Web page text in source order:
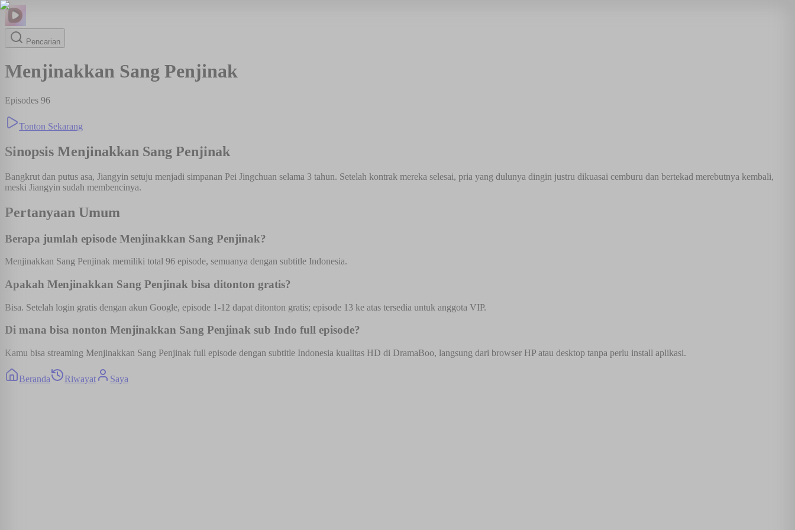
Pencarian
Menjinakkan Sang Penjinak
Episodes 96
Tonton Sekarang
Sinopsis Menjinakkan Sang Penjinak
Bangkrut dan putus asa, Jiangyin setuju menjadi simpanan Pei Jingchuan selama 3 tahun. Setelah kontrak mereka selesai, pria yang dulunya dingin justru dikuasai cemburu dan bertekad merebutnya kembali,
meski Jiangyin sudah membencinya.
Pertanyaan Umum
Berapa jumlah episode Menjinakkan Sang Penjinak?
Menjinakkan Sang Penjinak memiliki total 96 episode, semuanya dengan subtitle Indonesia.
Apakah Menjinakkan Sang Penjinak bisa ditonton gratis?
Bisa. Setelah login gratis dengan akun Google, episode 1-12 dapat ditonton gratis; episode 13 ke atas tersedia untuk anggota VIP.
Di mana bisa nonton Menjinakkan Sang Penjinak sub Indo full episode?
Kamu bisa streaming Menjinakkan Sang Penjinak full episode dengan subtitle Indonesia kualitas HD di DramaBoo, langsung dari browser HP atau desktop tanpa perlu install aplikasi.
Beranda Riwayat Saya